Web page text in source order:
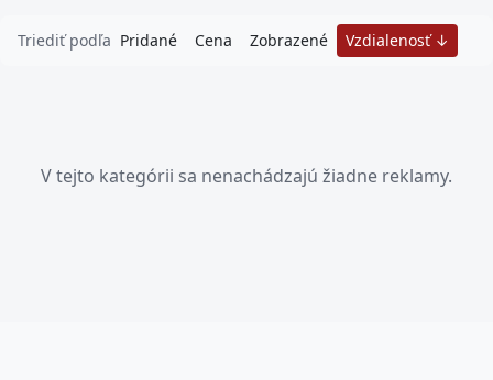
Triediť podľa Pridané Cena Zobrazené Vzdialenosť
V tejto kategórii sa nenachádzajú žiadne reklamy.